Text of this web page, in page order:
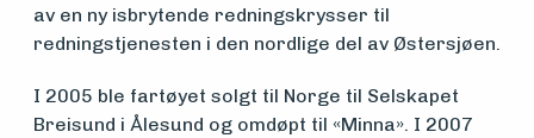
Vern,
vedlikehold
av en ny isbrytende redningskrysser til
redningstjenesten i den nordlige del av Østersjøen.
I 2005 ble fartøyet solgt til Norge til Selskapet
Breisund i Ålesund og omdøpt til «Minna». I 2007